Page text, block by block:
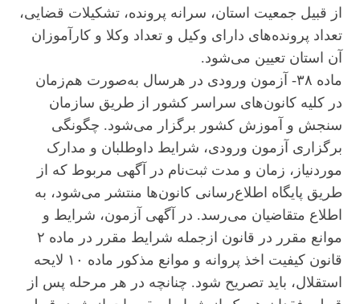
از قبیل جمعیت استان، سرانه پرونده، تشکیلات قضایی،
تعداد پرونده‌های دارای وکیل و تعداد وکلا و کارآموزان
آن استان تعیین می‌شود.
ماده ۳۸- آزمون ورودی در هرسال به‌صورت هم‌زمان
در کلیه کانون‌های سراسر کشور از طریق سازمان
سنجش و آموزش کشور برگزار می‌شود. چگونگی
برگزاری آزمون ورودی، شرایط داوطلبان و مدارک
موردنیاز، زمان و مدت ثبت‌نام در آگهی مربوط که از
طریق پایگاه اطلاع‌رسانی کانون‌ها منتشر می‌شود، به
اطلاع متقاضیان می‌رسد. در آگهی آزمون، شرایط و
موانع مقرر در قانون ازجمله شرایط مقرر در ماده ۲
قانون کیفیت اخذ پروانه و موانع مذکور ماده ۱۰ لایحه
استقلال، باید تصریح شود. چنانچه در هر مرحله پس از